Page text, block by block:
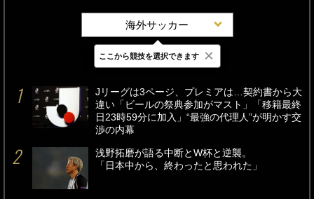
海外サッカー
最新 24時間 週間
Jリーグは3ページ、プレミアは…契約書から大
違い「ビールの祭典参加がマスト」「移籍最終
日23時59分に加入」“最強の代理人”が明かす交
渉の内幕
浅野拓磨が語る中断とW杯と逆襲。
「日本中から、終わったと思われた」
ここから競技を選択できます ×